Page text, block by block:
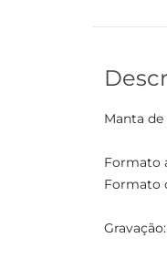
Manta
Formato
Formato